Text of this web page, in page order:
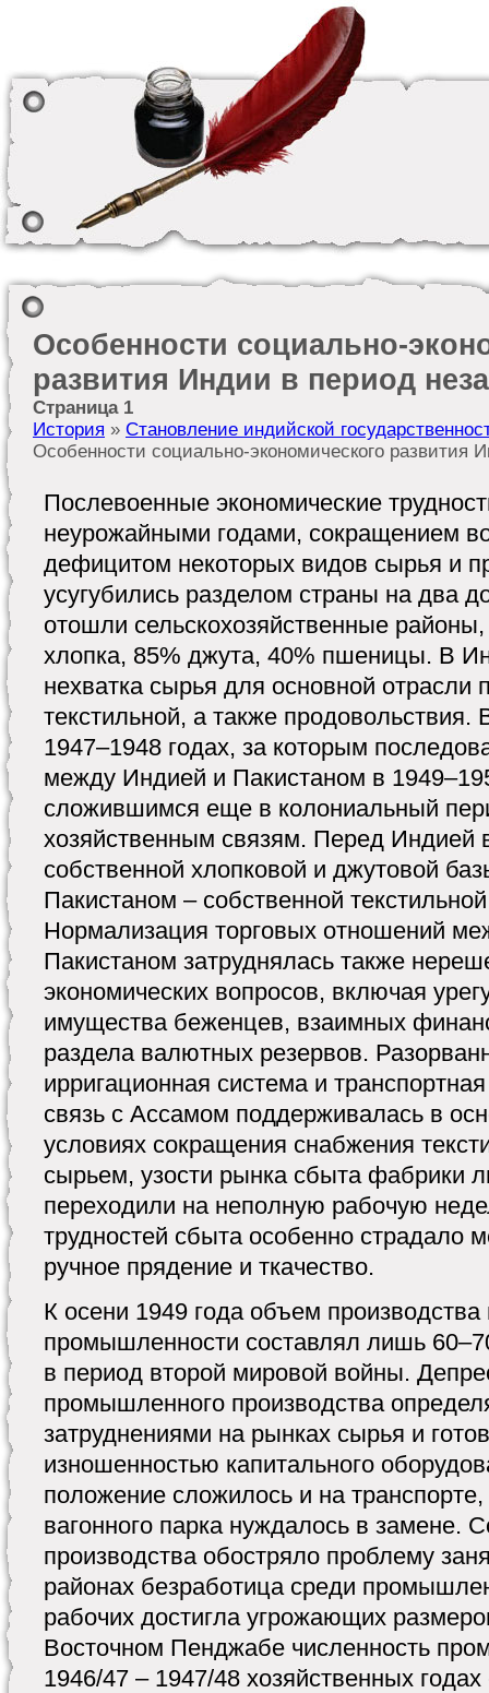
Особенности социально-
развития Индии в период
Страница 1
История » Становление индийской
Особенности социально-экономического развития
Послевоенные экономические
неурожайными годами, сокращением
дефицитом некоторых видов сырья и
усугубились разделом страны на два
отошли сельскохозяйственные
хлопка, 85% джута, 40% пшеницы. В
нехватка сырья для основной
текстильной, а также
1947–1948 годах, за которым
между Индией и Пакистаном в
сложившимся еще в колониальный
хозяйственным связям. Перед Индией
собственной хлопковой и джутовой
Пакистаном – собственной
Нормализация торговых отношений
Пакистаном затруднялась также
экономических вопросов, включая
имущества беженцев, взаимных
раздела валютных резервов.
ирригационная система и
связь с Ассамом поддерживалась в
условиях сокращения снабжения
сырьем, узости рынка сбыта фабрики
переходили на неполную рабочую
трудностей сбыта особенно страдало
ручное прядение и ткачество.
К осени 1949 года объем
промышленности составлял лишь
в период второй мировой войны.
промышленного производства
затруднениями на рынках сырья и
изношенностью капитального
положение сложилось и на транспорте,
вагонного парка нуждалось в замене.
производства обостряло проблему
районах безработица среди
рабочих достигла угрожающих
Восточном Пенджабе численность
1946/47 – 1947/48 хозяйственных